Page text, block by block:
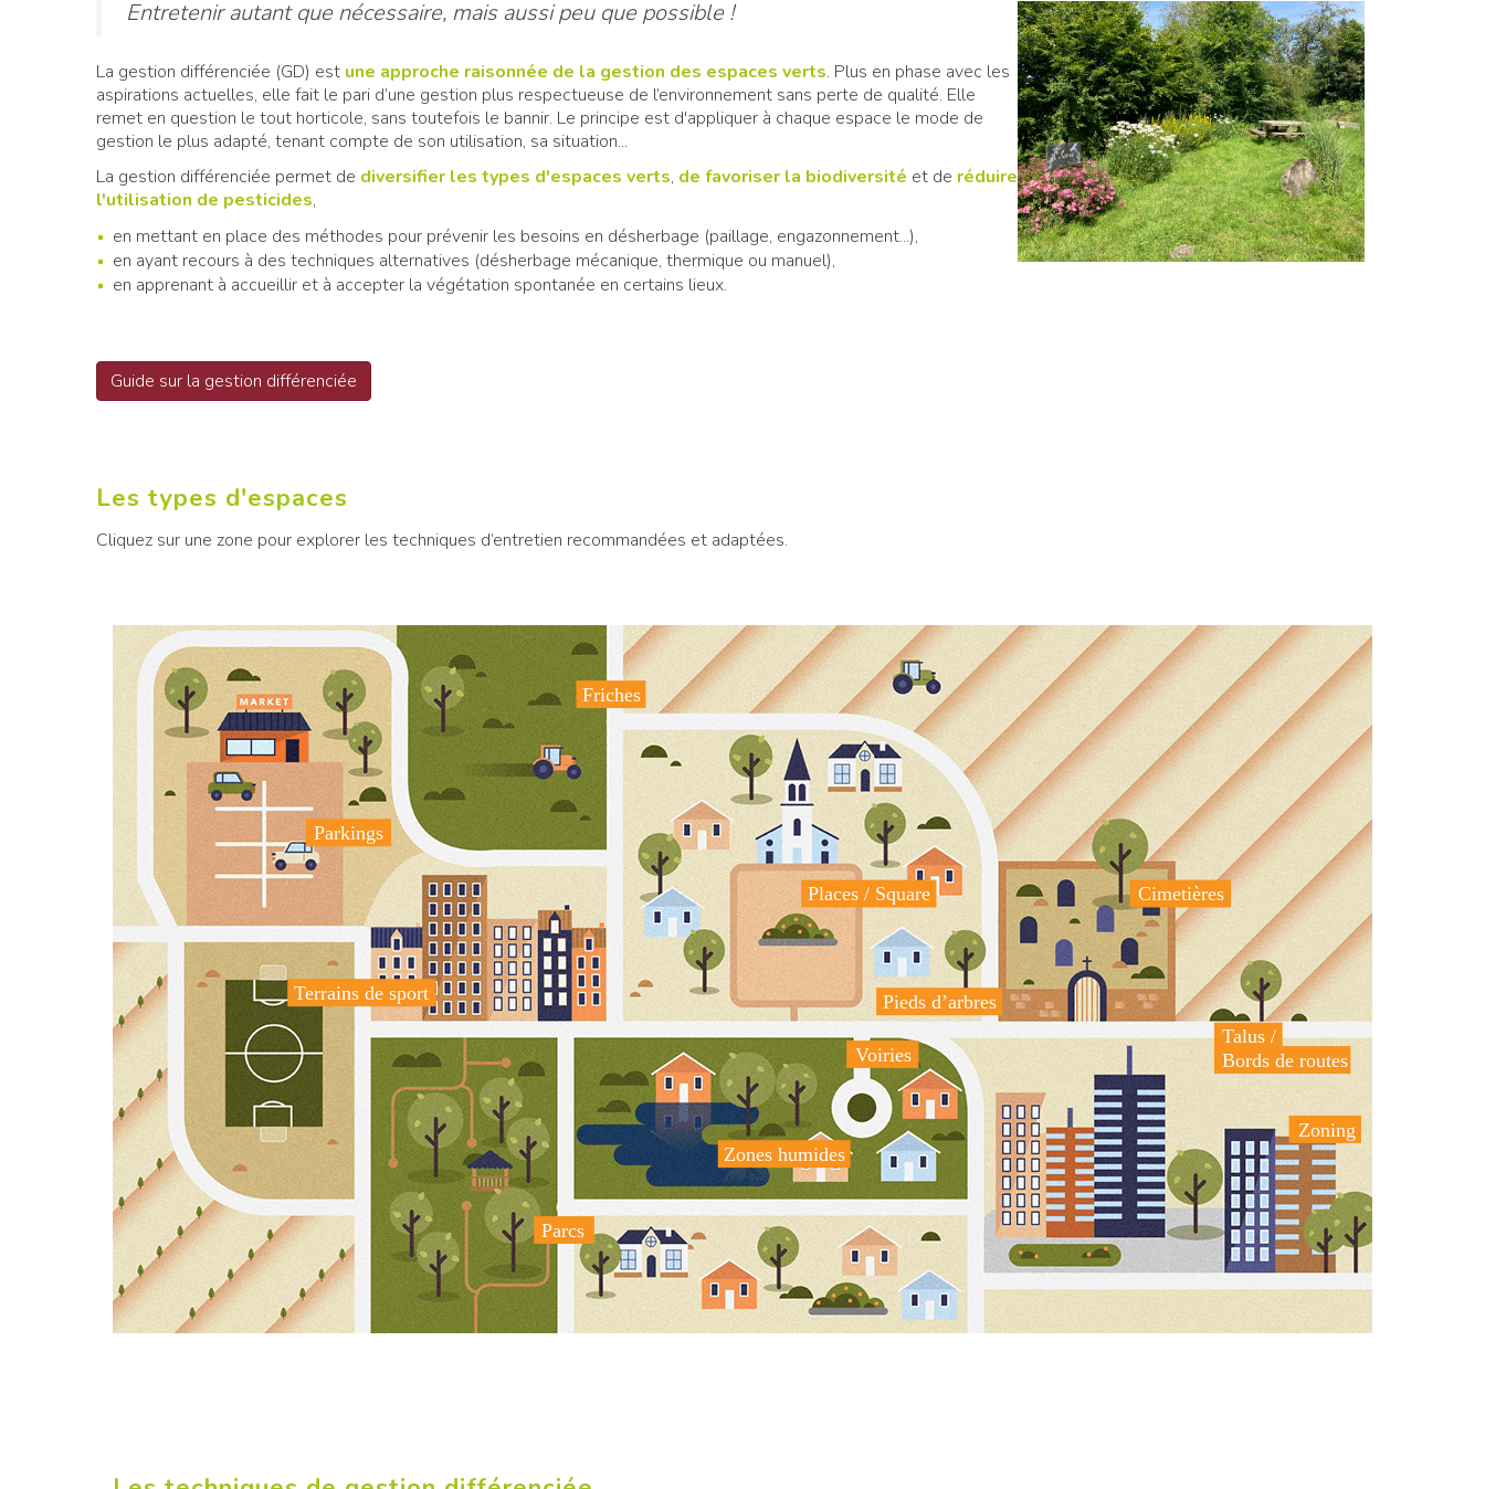
Entretenir autant que nécessaire, mais aussi peu que possible !
La gestion différenciée (GD) est une approche raisonnée de la gestion des espaces verts. Plus en phase avec les
aspirations actuelles, elle fait le pari d’une gestion plus respectueuse de l’environnement sans perte de qualité. Elle
remet en question le tout horticole, sans toutefois le bannir. Le principe est d'appliquer à chaque espace le mode de
gestion le plus adapté, tenant compte de son utilisation, sa situation...
La gestion différenciée permet de diversifier les types d'espaces verts, de favoriser la biodiversité et de réduire
l'utilisation de pesticides,
en mettant en place des méthodes pour prévenir les besoins en désherbage (paillage, engazonnement...),
en ayant recours à des techniques alternatives (désherbage mécanique, thermique ou manuel),
en apprenant à accueillir et à accepter la végétation spontanée en certains lieux.
Guide sur la gestion différenciée
Les types d'espaces
Cliquez sur une zone pour explorer les techniques d’entretien recommandées et adaptées.
Places / Square
Terrains de sport
Zones humides
Voiries
Cimetières
Pieds d’arbres
Talus /
Bords de routes
Zoning
Parkings
Parcs
Friches